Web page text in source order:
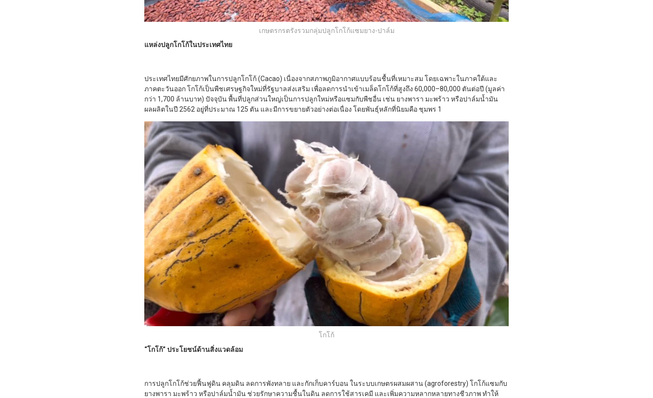
เกษตรกรตรังรวมกลุ่มปลูกโกโก้แซมยาง-ปาล์ม
แหล่งปลูกโกโก้ในประเทศไทย
ประเทศไทยมีศักยภาพในการปลูกโกโก้ (Cacao) เนื่องจากสภาพภูมิอากาศแบบร้อนชื้นที่เหมาะสม โดยเฉพาะในภาคใต้และ
ภาคตะวันออก โกโก้เป็นพืชเศรษฐกิจใหม่ที่รัฐบาลส่งเสริม เพื่อลดการนำเข้าเมล็ดโกโก้ที่สูงถึง 60,000–80,000 ตันต่อปี (มูลค่า
กว่า 1,700 ล้านบาท) ปัจจุบัน พื้นที่ปลูกส่วนใหญ่เป็นการปลูกใหม่หรือแซมกับพืชอื่น เช่น ยางพารา มะพร้าว หรือปาล์มน้ำมัน
ผลผลิตในปี 2562 อยู่ที่ประมาณ 125 ตัน และมีการขยายตัวอย่างต่อเนื่อง โดยพันธุ์หลักที่นิยมคือ ชุมพร 1
โกโก้
“โกโก้” ประโยชน์ด้านสิ่งแวดล้อม
การปลูกโกโก้ช่วยฟื้นฟูดิน คลุมดิน ลดการพังทลาย และกักเก็บคาร์บอน ในระบบเกษตรผสมผสาน (agroforestry) โกโก้แซมกับ
ยางพารา มะพร้าว หรือปาล์มน้ำมัน ช่วยรักษาความชื้นในดิน ลดการใช้สารเคมี และเพิ่มความหลากหลายทางชีวภาพ ทำให้